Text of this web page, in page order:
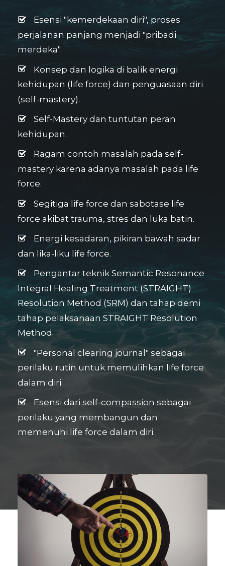
Esensi "kemerdekaan diri", proses
perjalanan panjang menjadi "pribadi
merdeka".
Konsep dan logika di balik energi
kehidupan (life force) dan penguasaan diri
(self-mastery).
Self-Mastery dan tuntutan peran
kehidupan.
Ragam contoh masalah pada self-
mastery karena adanya masalah pada life
force.
Segitiga life force dan sabotase life
force akibat trauma, stres dan luka batin.
Energi kesadaran, pikiran bawah sadar
dan lika-liku life force.
Pengantar teknik Semantic Resonance
Integral Healing Treatment (STRAIGHT)
Resolution Method (SRM) dan tahap demi
tahap pelaksanaan STRAIGHT Resolution
Method.
"Personal clearing journal" sebagai
perilaku rutin untuk memulihkan life force
dalam diri.
Esensi dari self-compassion sebagai
perilaku yang membangun dan
memenuhi life force dalam diri.